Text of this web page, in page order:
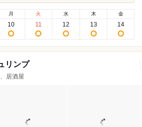
月
10
火
11
水
12
木
13
金
14
リンプ
居酒屋